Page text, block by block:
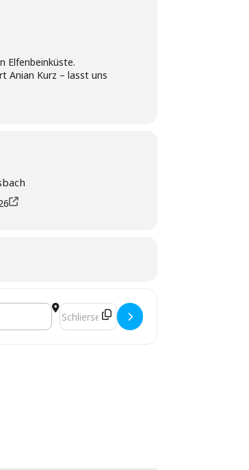
Elfenbeinküste.
Anian Kurz – lasst uns
Destination Address - FCWC-RW: